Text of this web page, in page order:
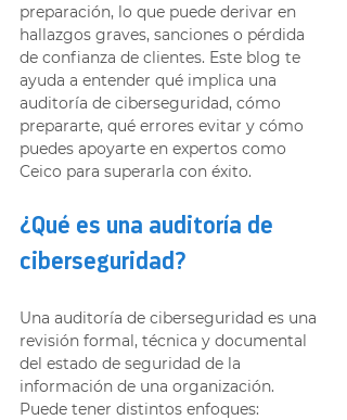
preparación, lo que puede derivar en
hallazgos graves, sanciones o pérdida
de confianza de clientes. Este blog te
ayuda a entender qué implica una
auditoría de ciberseguridad, cómo
prepararte, qué errores evitar y cómo
puedes apoyarte en expertos como
Ceico para superarla con éxito.
¿Qué es una auditoría de
ciberseguridad?
Una auditoría de ciberseguridad es una
revisión formal, técnica y documental
del estado de seguridad de la
información de una organización.
Puede tener distintos enfoques: